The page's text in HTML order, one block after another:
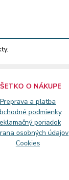
O NÁKUPE
Preprava a platba
podmienky
poriadok
osobných údajov
Cookies